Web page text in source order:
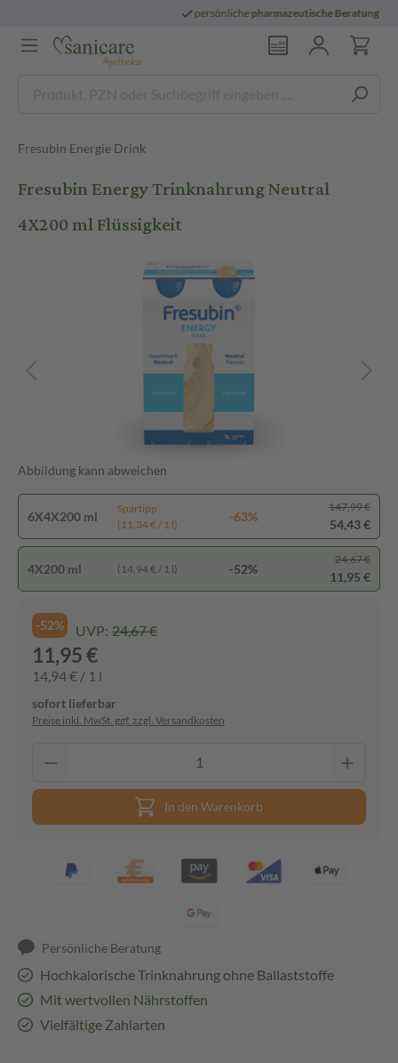
pharmazeutische Beratung
Fresubin Energie Drink
Fresubin Energy Trinknahrung Neutral
4X200 ml Flüssigkeit
Abbildung kann abweichen
6X4X200 ml
Spartipp
(11,34 € / 1 l)
-63%
147,99 €
54,43 €
4X200 ml (14,94 € / 1 l) -52%
24,67 €
11,95 €
-52% UVP: 24,67 €
11,95 €
14,94 € / 1 l
sofort lieferbar
Preise inkl. MwSt. ggf. zzgl. Versandkosten
In den Warenkorb
Persönliche Beratung
Hochkalorische Trinknahrung ohne Ballaststoffe
Mit wertvollen Nährstoffen
Vielfältige Zahlarten